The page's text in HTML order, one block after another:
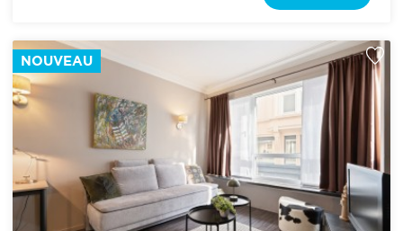
NOUVEAU